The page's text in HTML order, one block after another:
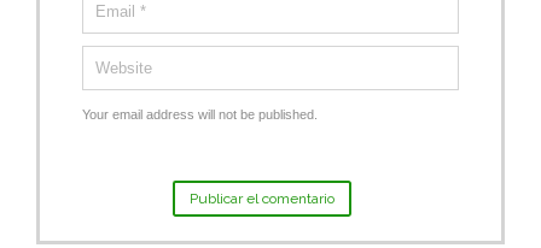
Your email address will not be published.